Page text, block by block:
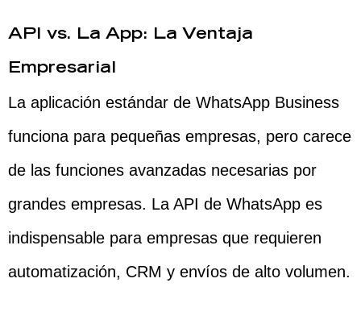
API vs. La App: La Ventaja
Empresarial
La aplicación estándar de WhatsApp Business
funciona para pequeñas empresas, pero carece
de las funciones avanzadas necesarias por
grandes empresas. La API de WhatsApp es
indispensable para empresas que requieren
automatización, CRM y envíos de alto volumen.